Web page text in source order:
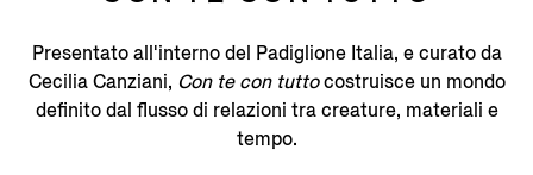
Presentato all'interno del Padiglione Italia, e curato da
Cecilia Canziani, Con te con tuttocostruisce un mondo
definito dal flusso di relazioni tra creature, materiali e
tempo.